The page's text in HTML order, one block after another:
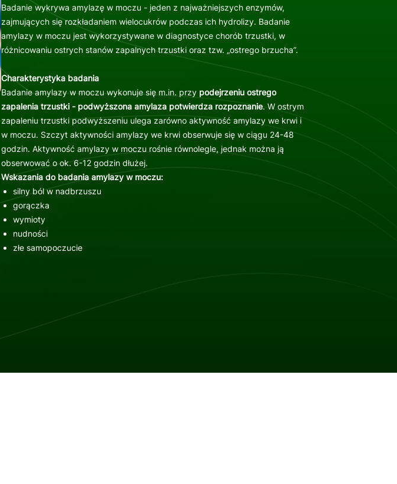
Badanie wykrywa amylazę w moczu - jeden z najważniejszych enzymów,
zajmujących się rozkładaniem wielocukrów podczas ich hydrolizy. Badanie
amylazy w moczu jest wykorzystywane w diagnostyce chorób trzustki, w
różnicowaniu ostrych stanów zapalnych trzustki oraz tzw. „ostrego brzucha”.
Charakterystyka badania
Badanie amylazy w moczu wykonuje się m.in. przy podejrzeniu ostrego
zapalenia trzustki - podwyższona amylaza potwierdza rozpoznanie. W ostrym
zapaleniu trzustki podwyższeniu ulega zarówno aktywność amylazy we krwi i
w moczu. Szczyt aktywności amylazy we krwi obserwuje się w ciągu 24-48
godzin. Aktywność amylazy w moczu rośnie równolegle, jednak można ją
obserwować o ok. 6-12 godzin dłużej.
Wskazania do badania amylazy w moczu:
silny ból w nadbrzuszu
gorączka
wymioty
nudności
złe samopoczucie